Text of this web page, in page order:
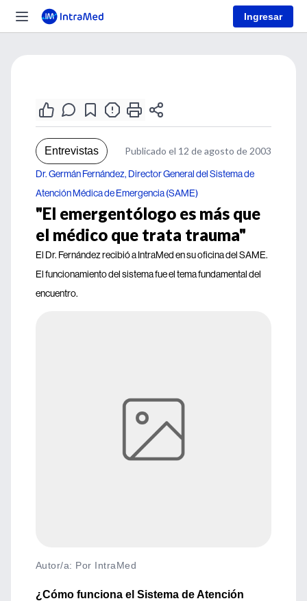
Ingresar
Entrevistas Publicado el 12 de agosto de 2003
Dr. Germán Fernández, Director General del Sistema de
Atención Médica de Emergencia (SAME)
"El emergentólogo es más que
el médico que trata trauma"
El Dr. Fernández recibió a IntraMed en su oficina del SAME.
El funcionamiento del sistema fue el tema fundamental del
encuentro.
Autor/a: Por IntraMed
¿Cómo funciona el Sistema de Atención